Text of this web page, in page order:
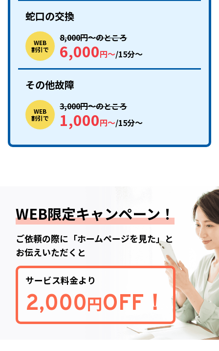
蛇口の交換
WEB
割引で
8,000円〜のところ
6,000円〜/15分〜
その他故障
WEB
割引で
3,000円〜のところ
1,000円〜/15分〜
WEB限定キャンペーン！
ご依頼の際に「ホームページを見た」と
お伝えいただくと
サービス料金より
2,000円OFF！